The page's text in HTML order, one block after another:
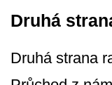
Druhá
Druhá strana